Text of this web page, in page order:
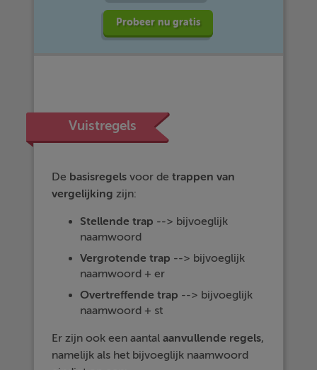
Probeer nu gratis
Vuistregels
De basisregels voor detrappen van
vergelijking zijn:
Stellende trap --> bijvoeglijk
naamwoord
Vergrotende trap --> bijvoeglijk
naamwoord + er
Overtreffende trap --> bijvoeglijk
naamwoord + st
Er zijn ook een aantalaanvullende regels,
namelijk als het bijvoeglijk naamwoord